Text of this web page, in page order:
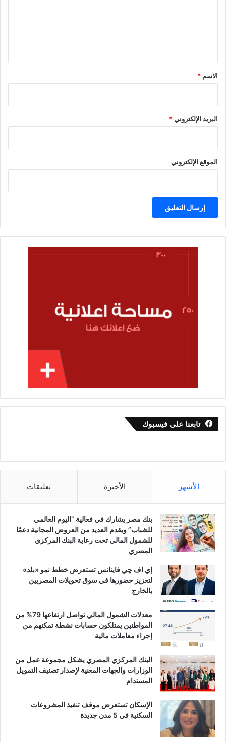
*
الاسم *
البريد الإلكتروني*
الموقع الإلكتروني
تابعنا على فيسبوك
الأشهر الأخيرة تعليقات
بنك مصر يشارك في فعالية “اليوم العالمي
للشباب” ويقدم العديد من العروض المجانية دعمًا
للشمول المالي تحت رعاية البنك المركزي
المصري
إي اف چي فاينانس تستعرض خطط نمو «بلد»
لتعزيز حضورها في سوق تحويلات المصريين
بالخارج
معدلات الشمول المالي تواصل ارتفاعها 79% من
المواطنين يمتلكون حسابات نشطة تمكنهم من
إجراء معاملات مالية
البنك المركزي المصري يشكل مجموعة عمل من
الوزارات والجهات المعنية لإصدار تصنيف التمويل
المستدام
الإسكان تستعرض موقف تنفيذ المشروعات
السكنية في 5 مدن جديدة